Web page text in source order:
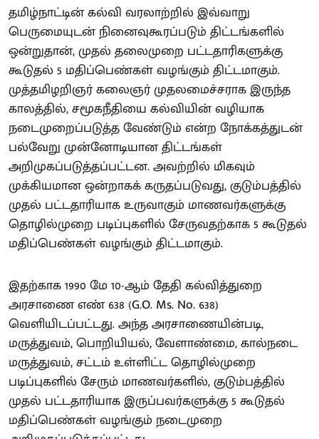
தமிழ்நாட்டின் கல்வி வரலாற்றில் இவ்வாறு
பெருமையுடன் நினைவுகூரப்படும் திட்டங்களில்
ஒன்றுதான், முதல் தலைமுறை பட்டதாரிகளுக்கு
கூடுதல் 5 மதிப்பெண்கள் வழங்கும் திட்டமாகும்.
முத்தமிழறிஞர் கலைஞர் முதலமைச்சராக இருந்த
காலத்தில், சமூகநீதியை கல்வியின் வழியாக
நடைமுறைப்படுத்த வேண்டும் என்ற நோக்கத்துடன்
பல்வேறு முன்னோடியான திட்டங்கள்
அறிமுகப்படுத்தப்பட்டன. அவற்றில் மிகவும்
முக்கியமான ஒன்றாகக் கருதப்படுவது, குடும்பத்தில்
முதல் பட்டதாரியாக உருவாகும் மாணவர்களுக்கு
தொழில்முறை படிப்புகளில் சேருவதற்காக 5 கூடுதல்
மதிப்பெண்கள் வழங்கும் திட்டமாகும்.
இதற்காக 1990 மே 10-ஆம் தேதி கல்வித்துறை
அரசாணை எண் 638 (G.O. Ms. No. 638)
வெளியிடப்பட்டது. அந்த அரசாணையின்படி,
மருத்துவம், பொறியியல், வேளாண்மை, கால்நடை
மருத்துவம், சட்டம் உள்ளிட்ட தொழில்முறை
படிப்புகளில் சேரும் மாணவர்களில், குடும்பத்தில்
முதல் பட்டதாரியாக இருப்பவர்களுக்கு 5 கூடுதல்
மதிப்பெண்கள் வழங்கும் நடைமுறை